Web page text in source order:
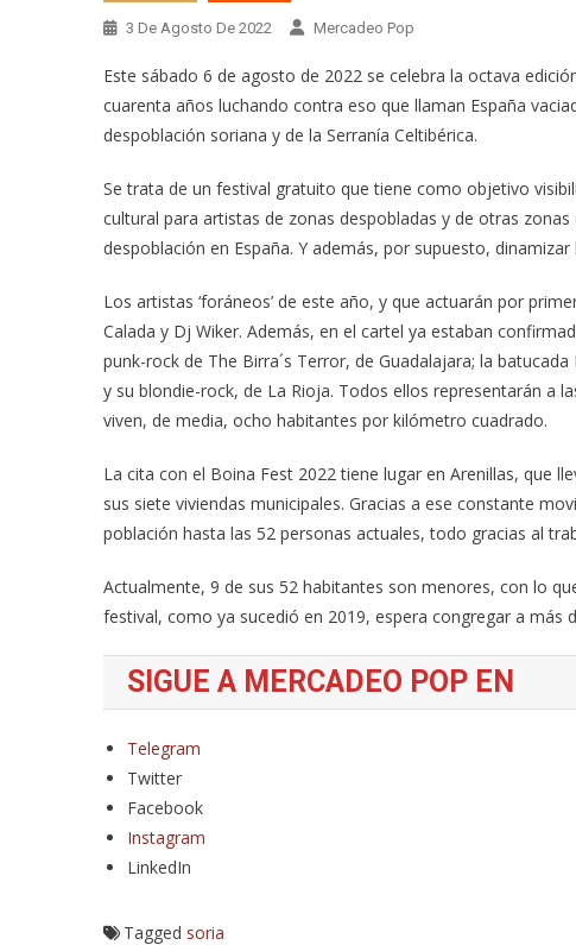
3 De Agosto De 2022 Mercadeo Pop
Este sábado 6 de agosto de 2022 se celebra la octava
cuarenta años luchando contra eso que llaman España
despoblación soriana y de la Serranía Celtibérica.
Se trata de un festival gratuito que tiene como objetivo
cultural para artistas de zonas despobladas y de otras
despoblación en España. Y además, por supuesto,
Los artistas ‘foráneos’ de este año, y que actuarán por
Calada y Dj Wiker. Además, en el cartel ya estaban
punk-rock de The Birra´s Terror, de Guadalajara; la
y su blondie-rock, de La Rioja. Todos ellos representarán a
viven, de media, ocho habitantes por kilómetro cuadrado.
La cita con el Boina Fest 2022 tiene lugar en Arenillas, que
sus siete viviendas municipales. Gracias a ese constante
población hasta las 52 personas actuales, todo gracias al
Actualmente, 9 de sus 52 habitantes son menores, con lo
festival, como ya sucedió en 2019, espera congregar a más
SIGUE A MERCADEO POP EN
Telegram
Twitter
Facebook
Instagram
LinkedIn
Tagged soria